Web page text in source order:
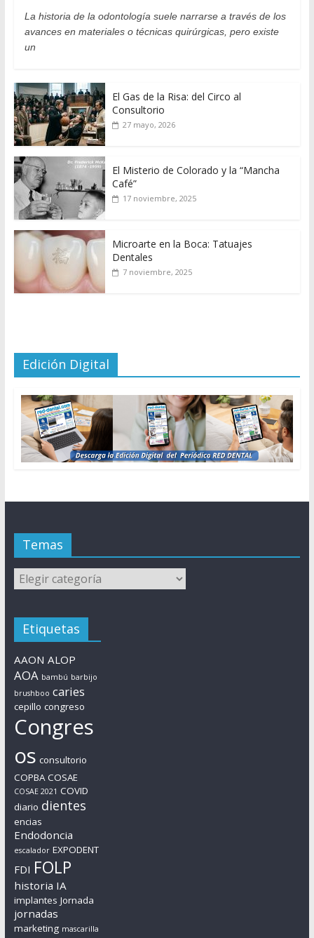
La historia de la odontología suele narrarse a través de los
avances en materiales o técnicas quirúrgicas, pero existe
un
El Gas de la Risa: del Circo al
Consultorio
27 mayo, 2026
El Misterio de Colorado y la “Mancha
Café”
17 noviembre, 2025
Microarte en la Boca: Tatuajes
Dentales
7 noviembre, 2025
Edición Digital
Temas
Temas
Etiquetas
AAON ALOP
AOA bambú barbijo
brushboo caries
cepillo congreso
Congres
os consultorio
COPBA COSAE
COSAE 2021 COVID
diario dientes
encias
Endodoncia
escalador EXPODENT
FDI FOLP
historia IA
implantes Jornada
jornadas
marketing mascarilla